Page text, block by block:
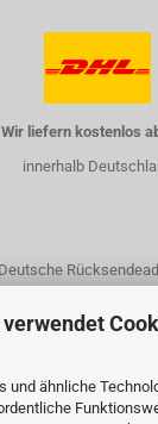
und ähnliche
Wir liefern kostenlos
innerhalb
Deutsche